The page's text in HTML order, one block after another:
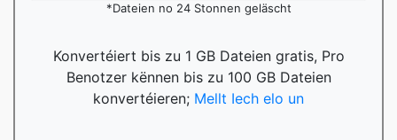
*Dateien no 24 Stonnen geläscht
Konvertéiert bis zu 1 GB Dateien gratis, Pro
Benotzer kënnen bis zu 100 GB Dateien
konvertéieren; Mellt Iech elo un